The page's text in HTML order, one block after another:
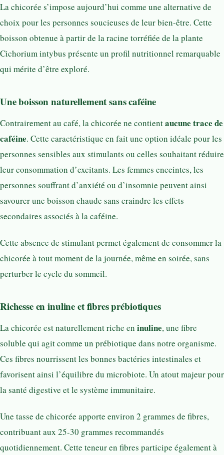
La chicorée s’impose aujourd’hui comme une alternative de
choix pour les personnes soucieuses de leur bien-être. Cette
boisson obtenue à partir de la racine torréfiée de la plante
Cichorium intybus présente un profil nutritionnel remarquable
qui mérite d’être exploré.
Une boisson naturellement sans caféine
Contrairement au café, la chicorée ne contientaucune trace de
caféine. Cette caractéristique en fait une option idéale pour les
personnes sensibles aux stimulants ou celles souhaitant réduire
leur consommation d’excitants. Les femmes enceintes, les
personnes souffrant d’anxiété ou d’insomnie peuvent ainsi
savourer une boisson chaude sans craindre les effets
secondaires associés à la caféine.
Cette absence de stimulant permet également de consommer la
chicorée à tout moment de la journée, même en soirée, sans
perturber le cycle du sommeil.
Richesse en inuline et fibres prébiotiques
La chicorée est naturellement riche en inuline, une fibre
soluble qui agit comme un prébiotique dans notre organisme.
Ces fibres nourrissent les bonnes bactéries intestinales et
favorisent ainsi l’équilibre du microbiote. Un atout majeur pour
la santé digestive et le système immunitaire.
Une tasse de chicorée apporte environ 2 grammes de fibres,
contribuant aux 25-30 grammes recommandés
quotidiennement. Cette teneur en fibres participe également à